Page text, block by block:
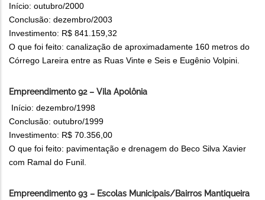
Início: outubro/2000
Conclusão: dezembro/2003
Investimento: R$ 841.159,32
O que foi feito: canalização de aproximadamente 160 metros do
Córrego Lareira entre as Ruas Vinte e Seis e Eugênio Volpini.
Empreendimento 92 – Vila Apolônia
Início: dezembro/1998
Conclusão: outubro/1999
Investimento: R$ 70.356,00
O que foi feito: pavimentação e drenagem do Beco Silva Xavier
com Ramal do Funil.
Empreendimento 93 – Escolas Municipais/Bairros Mantiqueira